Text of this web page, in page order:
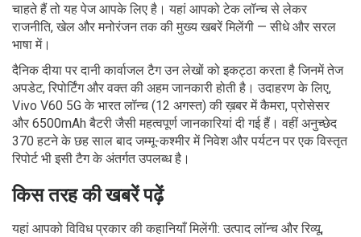
चाहते हैं तो यह पेज आपके लिए है। यहां आपको टेक लॉन्च से लेकर
राजनीति, खेल और मनोरंजन तक की मुख्य खबरें मिलेंगी — सीधे और सरल
भाषा में।
दैनिक दीया पर दानी कार्वाजल टैग उन लेखों को इकट्ठा करता है जिनमें तेज
अपडेट, रिपोर्टिंग और वक्त की अहम जानकारी होती है। उदाहरण के लिए,
Vivo V60 5G के भारत लॉन्च (12 अगस्त) की ख़बर में कैमरा, प्रोसेसर
और 6500mAh बैटरी जैसी महत्वपूर्ण जानकारियां दी गई हैं। वहीं अनुच्छेद
370 हटने के छह साल बाद जम्मू-कश्मीर में निवेश और पर्यटन पर एक विस्तृत
रिपोर्ट भी इसी टैग के अंतर्गत उपलब्ध है।
किस तरह की खबरें पढ़ें
यहां आपको विविध प्रकार की कहानियाँ मिलेंगी: उत्पाद लॉन्च और रिव्यू,